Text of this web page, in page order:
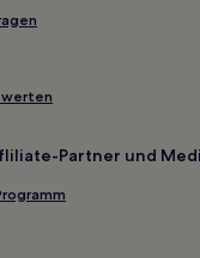
in 2. Arrondissement
in Valserhône
in Villefranche-sur-
Partner und